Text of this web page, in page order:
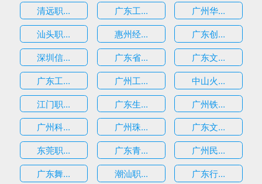
清远职...
广东工...
广州华...
汕头职...
惠州经...
广东创...
深圳信...
广东省...
广东文...
广东工...
广州工...
中山火...
江门职...
广东生...
广州铁...
广州科...
广州珠...
广东文...
东莞职...
广东青...
广州民...
广东舞...
潮汕职...
广东行...